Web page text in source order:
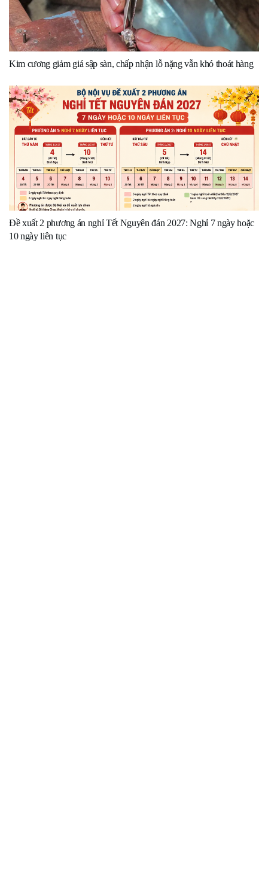
Kim cương giảm giá sập sàn, chấp nhận lỗ nặng vẫn khó thoát hàng
Đề xuất 2 phương án nghỉ Tết Nguyên đán 2027: Nghỉ 7 ngày hoặc
10 ngày liên tục